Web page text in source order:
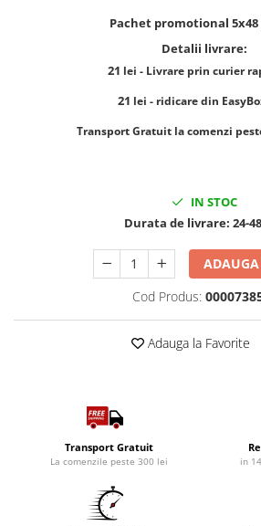
Pachet promotional
Detalii livrare:
21 lei - Livrare prin curier
21 lei - ridicare din
​​​​​​Transport Gratuit la comenzi
IN STOC
Durata de livrare: 24-
Cod Produs:
Adauga la Favorite
Transport Gratuit
La comenzile peste 300 lei in